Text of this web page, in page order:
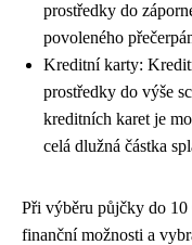
prostředky do
povoleného
Kreditní karty:
prostředky do výše
kreditních karet je
celá dlužná částka
Při výběru půjčky do
finanční možnosti a